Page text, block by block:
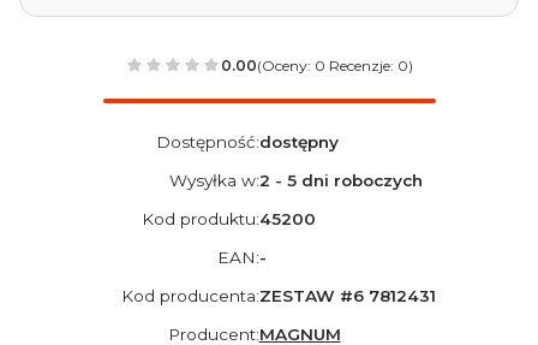
0.00(Oceny: 0 Recenzje: 0)
Dostępność:dostępny
Wysyłka w:2 - 5 dni roboczych
Kod produktu:45200
EAN:-
Kod producenta:ZESTAW #6 7812431
Producent:MAGNUM